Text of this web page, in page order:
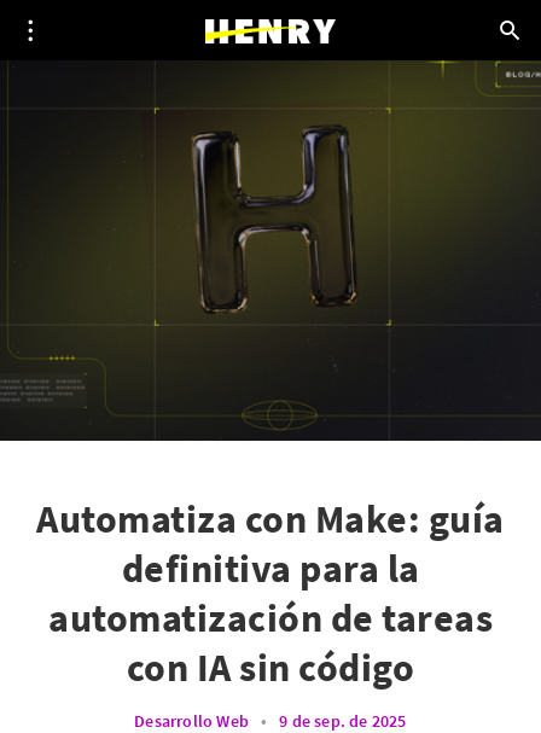
Automatiza con Make: guía
definitiva para la
automatización de tareas
con IA sin código
Desarrollo Web • 9 de sep. de 2025